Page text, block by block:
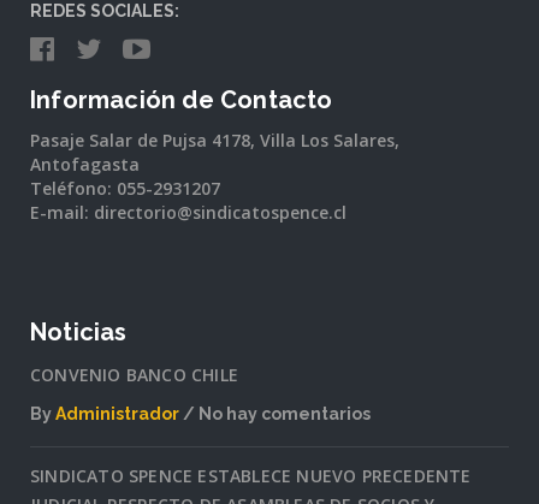
REDES SOCIALES:
Información de Contacto
Pasaje Salar de Pujsa 4178, Villa Los Salares,
Antofagasta
Teléfono: 055-2931207
E-mail: directorio@sindicatospence.cl
Noticias
CONVENIO BANCO CHILE
ByAdministrador
No hay comentarios
BANCO
SINDICATO SPENCE ESTABLECE NUEVO PRECEDENTE